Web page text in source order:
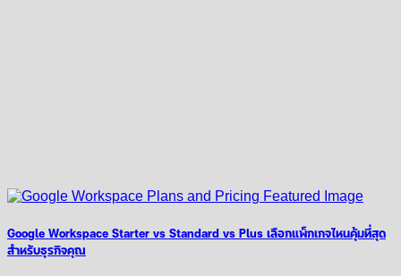
Google Workspace Starter vs Standard vs Plus เลือกแพ็กเกจไหนคุ้มที่สุด
สำหรับธุรกิจคุณ